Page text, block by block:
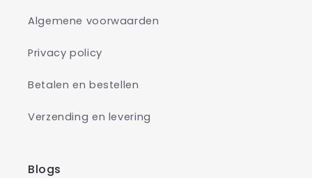
Algemene voorwaarden
Privacy policy
Betalen en bestellen
Verzending en levering
Blogs